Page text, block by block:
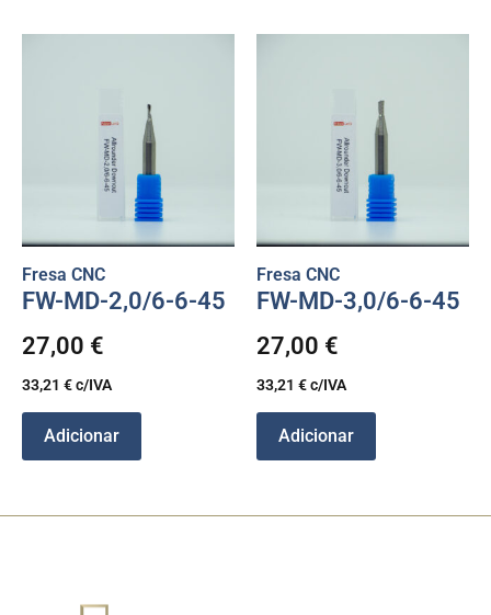
Fresa CNC
FW-MD-2,0/6-6-45
27,00 €
33,21 €c/IVA
Adicionar
Fresa CNC
FW-MD-3,0/6-6-45
27,00 €
33,21 €c/IVA
Adicionar